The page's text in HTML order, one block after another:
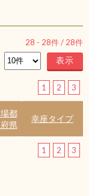
28 - 28件 / 28件
1 2 3
都
県
幸座タイプ
1 2 3